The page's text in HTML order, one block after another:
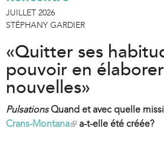
JUILLET 2026
STÉPHANY GARDIER
«Quitter ses
pouvoir en
nouvelles»
PulsationsQuand et avec quelle
Crans-Montana(
a-t-elle été créée?